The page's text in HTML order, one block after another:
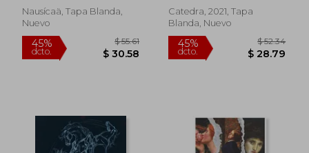
Nausícaä, Tapa Blanda,
Nuevo
Catedra, 2021, Tapa
Blanda, Nuevo